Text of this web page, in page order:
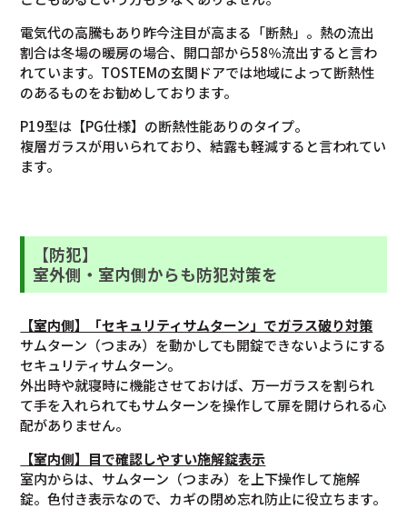
電気代の高騰もあり昨今注目が高まる「断熱」。熱の流出
割合は冬場の暖房の場合、開口部から58％流出すると言わ
れています。TOSTEMの玄関ドアでは地域によって断熱性
のあるものをお勧めしております。
P19型は【PG仕様】の断熱性能ありのタイプ。
複層ガラスが用いられており、結露も軽減すると言われてい
ます。
【防犯】
室外側・室内側からも防犯対策を
【室内側】「セキュリティサムターン」でガラス破り対策
サムターン（つまみ）を動かしても開錠できないようにする
セキュリティサムターン。
外出時や就寝時に機能させておけば、万一ガラスを割られ
て手を入れられてもサムターンを操作して扉を開けられる心
配がありません。
【室内側】目で確認しやすい施解錠表示
室内からは、サムターン（つまみ）を上下操作して施解
錠。色付き表示なので、カギの閉め忘れ防止に役立ちます。